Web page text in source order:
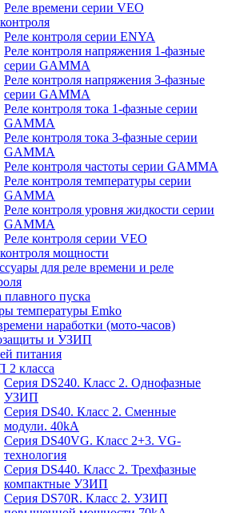
Реле времени серии VEO
Реле контроля серии ENYA
Реле контроля напряжения 1-фазные
серии GAMMA
Реле контроля напряжения 3-фазные
серии GAMMA
Реле контроля тока 1-фазные серии
GAMMA
Реле контроля тока 3-фазные серии
GAMMA
Реле контроля частоты серии GAMMA
Реле контроля температуры серии
GAMMA
Реле контроля уровня жидкости серии
GAMMA
Реле контроля серии VEO
мощности
для реле времени и реле
плавного пуска
температуры Emko
наработки (мото-часов)
и УЗИП
питания
класса
Серия DS240. Класс 2. Однофазные
УЗИП
Серия DS40. Класс 2. Сменные
модули. 40kA
Серия DS40VG. Класс 2+3. VG-
технология
Серия DS440. Класс 2. Трехфазные
компактные УЗИП
Серия DS70R. Класс 2. УЗИП